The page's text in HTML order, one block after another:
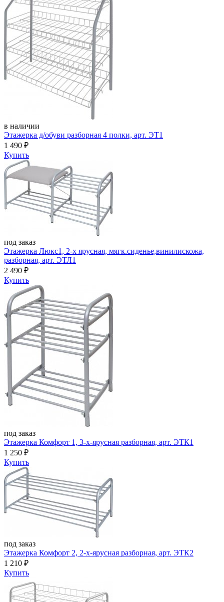
в наличии
Этажерка д/обуви разборная 4 полки, арт. ЭТ1
1 490 ₽
Купить
под заказ
Этажерка Люкс1, 2-х ярусная, мягк.сиденье,винилискожа,
разборная, арт. ЭТЛ1
2 490 ₽
Купить
под заказ
Этажерка Комфорт 1, 3-х-ярусная разборная, арт. ЭТК1
1 250 ₽
Купить
под заказ
Этажерка Комфорт 2, 2-х-ярусная разборная, арт. ЭТК2
1 210 ₽
Купить